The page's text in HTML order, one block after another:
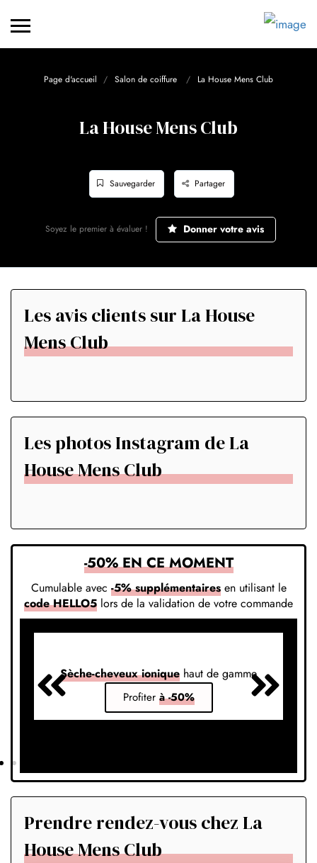
Page d'accueil Salon de coiffure La House Mens Club
La House Mens Club
Sauvegarder Partager
Soyez le premier à évaluer ! Donner votre avis
Les avis clients sur La House
Mens Club
Les photos Instagram de La
House Mens Club
-50% EN CE MOMENT
Cumulable avec -5% supplémentairesen utilisant le
code HELLO5 lors de la validation de votre commande
Sèche-cheveux ionique haut de gamme
Profiter à -50%
Prendre rendez-vous chez La
House Mens Club